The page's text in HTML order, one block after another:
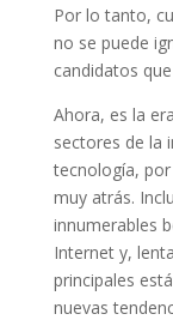
Por lo tanto,
no se puede
candidatos
Ahora, es la
sectores de la
tecnología,
muy atrás.
innumerables
Internet y,
principales
nuevas